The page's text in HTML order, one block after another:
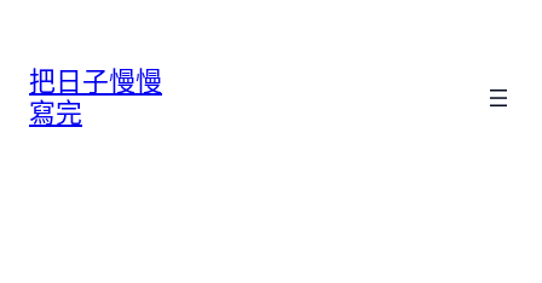
把日子慢慢
寫完